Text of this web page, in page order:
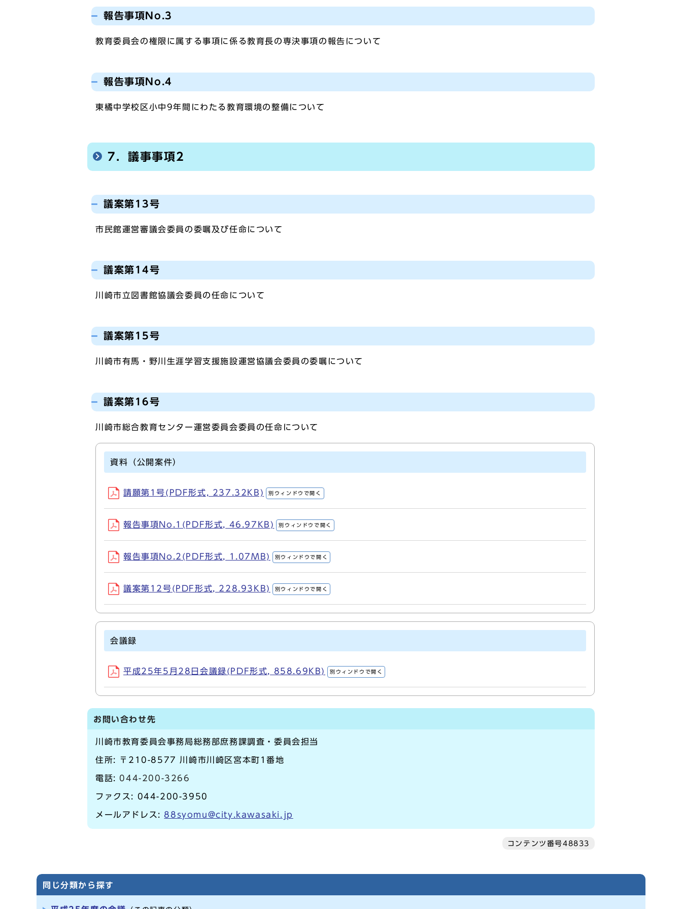
報告事項No.3
教育委員会の権限に属する事項に係る教育長の専決事項の報告について
報告事項No.4
東橘中学校区小中9年間にわたる教育環境の整備について
7．議事事項2
議案第13号
市民館運営審議会委員の委嘱及び任命について
議案第14号
川崎市立図書館協議会委員の任命について
議案第15号
川崎市有馬・野川生涯学習支援施設運営協議会委員の委嘱について
議案第16号
川崎市総合教育センター運営委員会委員の任命について
資料（公開案件）
請願第1号(PDF形式, 237.32KB) 別ウィンドウで開く
報告事項No.1(PDF形式, 46.97KB) 別ウィンドウで開く
報告事項No.2(PDF形式, 1.07MB) 別ウィンドウで開く
議案第12号(PDF形式, 228.93KB) 別ウィンドウで開く
会議録
平成25年5月28日会議録(PDF形式, 858.69KB) 別ウィンドウで開く
お問い合わせ先
川崎市教育委員会事務局総務部庶務課調査・委員会担当
住所: 〒210-8577 川崎市川崎区宮本町1番地
電話: 044-200-3266
ファクス: 044-200-3950
メールアドレス:88syomu@city.kawasaki.jp
コンテンツ番号48833
同じ分類から探す